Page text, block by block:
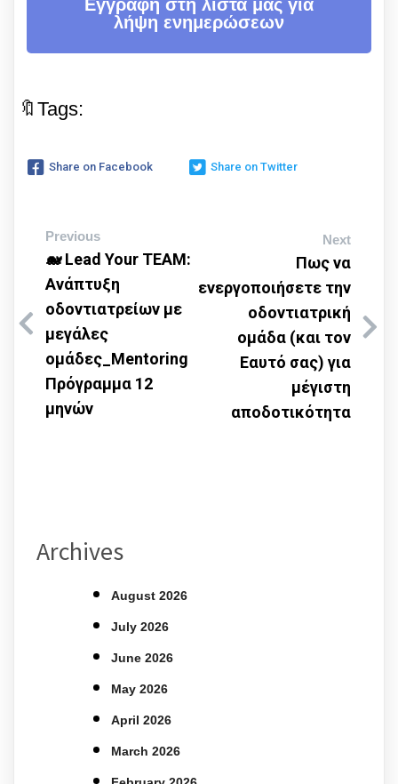
Eγγραφή στη λίστα μας για
λήψη ενημερώσεων
🔖Tags:
Share on Facebook Share on Twitter
Previous
🐋 Lead Your TEAM:
Ανάπτυξη
οδοντιατρείων με
μεγάλες
ομάδες_Μentoring
Πρόγραμμα 12
μηνών
Next
Πως να
ενεργοποιήσετε την
οδοντιατρική
ομάδα (και τον
Εαυτό σας) για
μέγιστη
αποδοτικότητα
Archives
August 2026
July 2026
June 2026
May 2026
April 2026
March 2026